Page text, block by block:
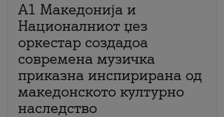
А1 Македонија и
Националниот џез
оркестар создадоа
современа музичка
приказна инспирирана од
македонското културно
наследство